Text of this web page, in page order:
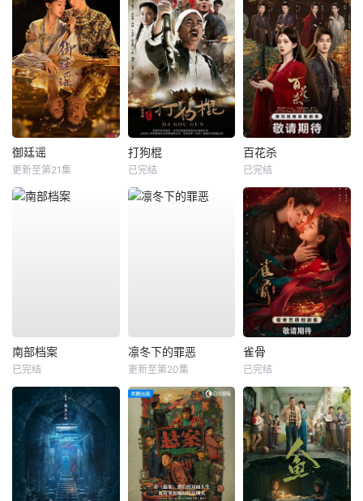
御廷谣
更新至第21集
打狗棍
已完结
百花杀
已完结
南部档案
已完结
凛冬下的罪恶
更新至第20集
雀骨
已完结